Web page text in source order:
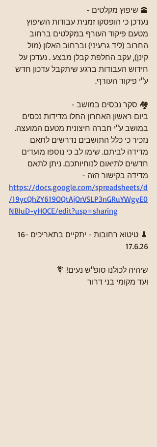
🕋 שיפוץ מקלטים -
נעדכן כי הופסקו זמנית עבודות השיפוץ
מטעם פיקוד העורף במקלטים ברחוב
החרוב (ליד גרעיני) וברחוב האלון (מול
קינן), עקב החלפת קבלן מבצע . נעדכן על
חידוש העבודות ברגע שיתקבל עדכון חדש
ע"י פיקוד העורף.
🏘️ סקר נכסים במושב -
ביום ראשון האחרון החלו מדידות נכסים
במושב ע"י חברה חיצונית מטעם המועצה.
נזכיר כי כלל התושבים נדרשים לתאם
מדידה לביתם. שימו לב כי נוספו מועדים
חדשים לתיאום לנוחיותכם. ניתן לתאם
מדידה בקישור הזה -
https://docs.google.com/spreadsheets/d
/19ycQhZY619OQtAjOrVSLP3nGRuYWgyE0
NBIuD-yHOCE/edit?usp=sharing
🧹 טיטוא רחובות - יתקיים בתאריכים 16-
17.6.26
שיהיה לכולנו סופ"ש נעים! 💐
ועד מקומי בני דרור